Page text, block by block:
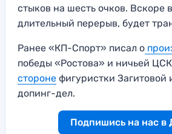
стыков на шесть очков. Вскоре
длительный перерыв, будет
Ранее «КП-Спорт» писал о
победы «Ростова» и ничьей
стороне фигуристки Загитовой
допинг-дел.
Подпишись на нас в